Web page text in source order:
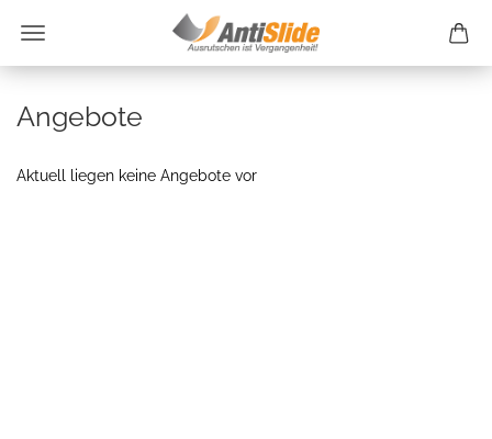
Angebote
Aktuell liegen keine Angebote vor